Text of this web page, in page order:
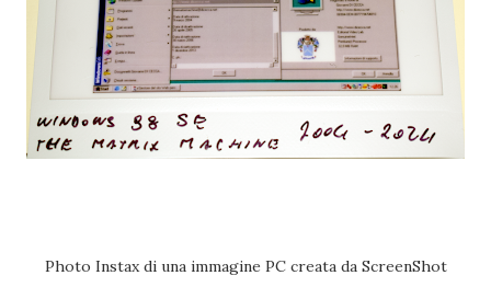
Photo Instax di una immagine PC creata da ScreenShot